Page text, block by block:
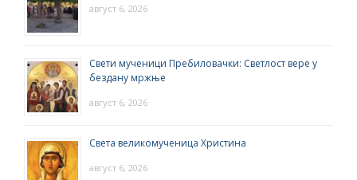
август 6, 2026
Свети мученици Пребиловачки: Светлост вере у
бездану мржње
август 6, 2026
Света великомученица Христина
август 6, 2026